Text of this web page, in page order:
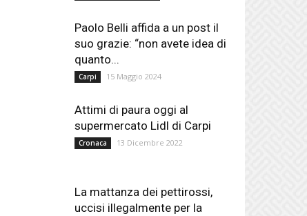
Paolo Belli affida a un post il
suo grazie: “non avete idea di
quanto...
Carpi 15 Maggio 2024
Attimi di paura oggi al
supermercato Lidl di Carpi
Cronaca 13 Dicembre 2022
La mattanza dei pettirossi,
uccisi illegalmente per la